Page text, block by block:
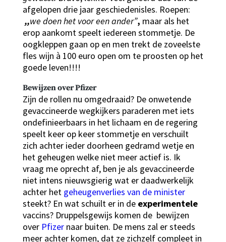
afgelopen drie jaar geschiedenisles. Roepen:
,,we doen het voor een ander”, maar als het
erop aankomt speelt iedereen stommetje. De
oogkleppen gaan op en men trekt de zoveelste
fles wijn à 100 euro open om te proosten op het
goede leven!!!!
Bewijzen over Pfizer
Zijn de rollen nu omgedraaid? De onwetende
gevaccineerde wegkijkers paraderen met iets
ondefinieerbaars in het lichaam en de regering
speelt keer op keer stommetje en verschuilt
zich achter ieder doorheen gedramd wetje en
het geheugen welke niet meer actief is. Ik
vraag me oprecht af, ben je als gevaccineerde
niet intens nieuwsgierig wat er daadwerkelijk
achter het geheugenverlies van de minister
steekt? En wat schuilt er in de experimentele
vaccins? Druppelsgewijs komen de bewijzen
over Pfizernaar buiten. De mens zal er steeds
meer achter komen, dat ze zichzelf compleet in